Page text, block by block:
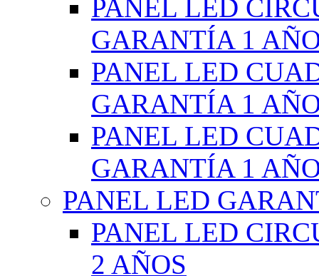
PANEL LED
GARANTÍA 1
PANEL LED
GARANTÍA 1
PANEL LED
GARANTÍA 1
PANEL LED
PANEL LED
2 AÑOS